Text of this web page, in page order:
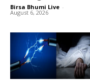
Birsa Bhumi Live -
August 6, 2026